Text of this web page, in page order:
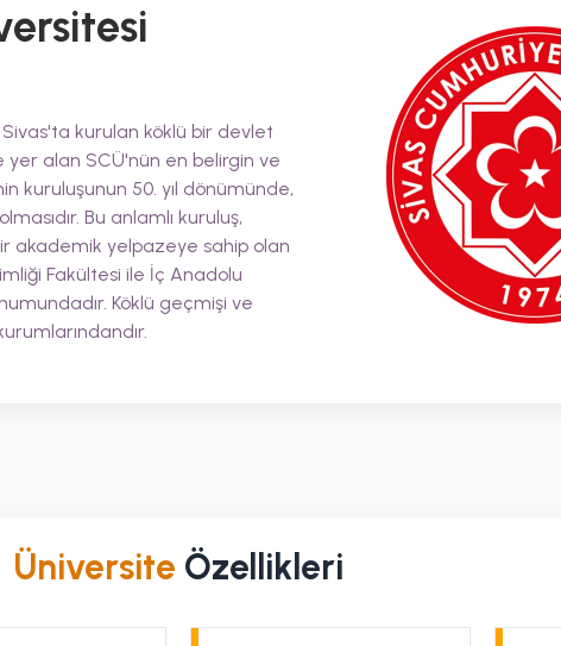
Sivas'ta kurulan köklü bir devlet
alan SCÜ'nün en belirgin ve
kuruluşunun 50. yıl dönümünde,
Bu anlamlı kuruluş,
akademik yelpazeye sahip olan
Fakültesi ile İç Anadolu
Köklü geçmişi ve
Üniversite Özellikleri